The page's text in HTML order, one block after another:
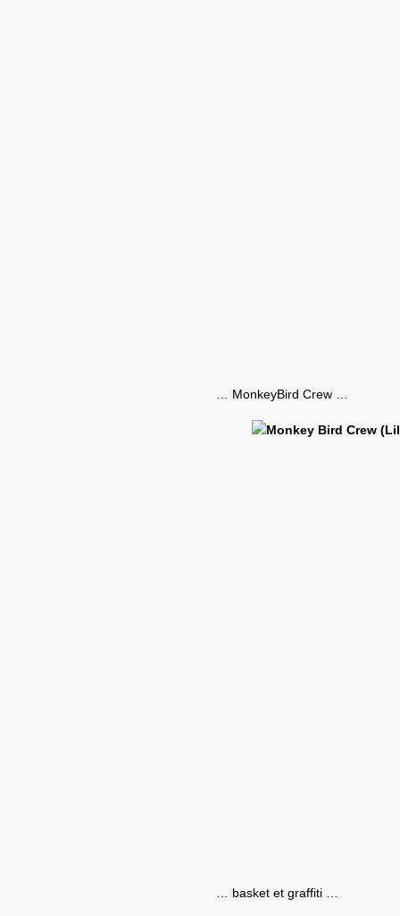
… MonkeyBird Crew …
… basket et graffiti …